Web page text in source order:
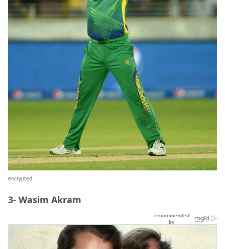
encrypted
3- Wasim Akram